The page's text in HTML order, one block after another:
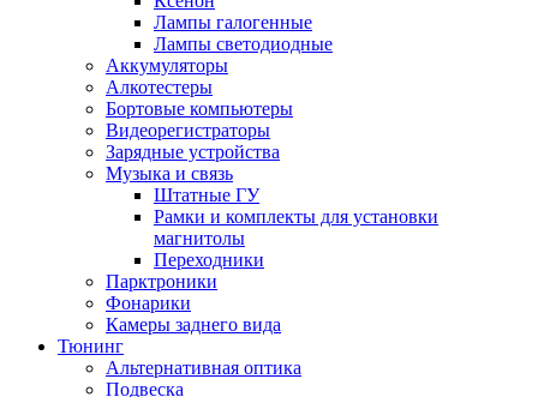
Лампы галогенные
Лампы светодиодные
Аккумуляторы
Алкотестеры
Бортовые компьютеры
Видеорегистраторы
Зарядные устройства
Музыка и связь
Штатные ГУ
Рамки и комплекты для установки
магнитолы
Переходники
Парктроники
Фонарики
Камеры заднего вида
Тюнинг
Альтернативная оптика
Подвеска